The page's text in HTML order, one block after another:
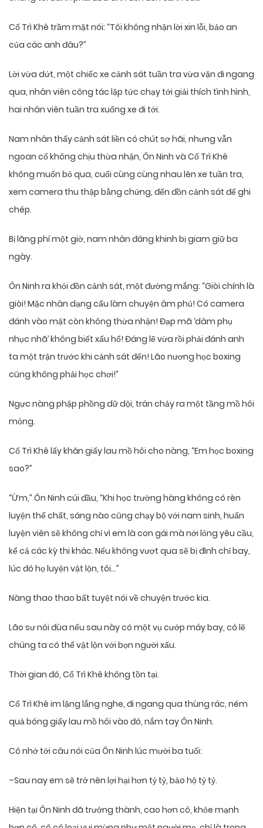
Cố Trì Khê trầm mặt nói: “Tôi không nhận lời xin lỗi, bảo an
của các anh đâu?”
Lời vừa dứt, một chiếc xe cảnh sát tuần tra vừa vặn đi ngang
qua, nhân viên công tác lập tức chạy tới giải thích tình hình,
hai nhân viên tuần tra xuống xe đi tới.
Nam nhân thấy cảnh sát liền có chút sợ hãi, nhưng vẫn
ngoan cố không chịu thừa nhận, Ôn Ninh và Cố Trì Khê
không muốn bỏ qua, cuối cùng cùng nhau lên xe tuần tra,
xem camera thu thập bằng chứng, đến đồn cảnh sát để ghi
chép.
Bị lãng phí một giờ, nam nhân đáng khinh bị giam giữ ba
ngày.
Ôn Ninh ra khỏi đồn cảnh sát, một đường mắng: “Giòi chính là
giòi! Mặc nhân dạng cẩu làm chuyện âm phủ! Có camera
đánh vào mặt còn không thừa nhận! Đạp mã ‘dâm phụ
nhục nhã’ không biết xấu hổ! Đáng lẽ vừa rồi phải đánh anh
ta một trận trước khi cảnh sát đến! Lão nương học boxing
cũng không phải học chơi!”
Ngực nàng phập phồng dữ dội, trán chảy ra một tầng mồ hôi
mỏng.
Cố Trì Khê lấy khăn giấy lau mồ hôi cho nàng, “Em học boxing
sao?”
“Ừm,” Ôn Ninh cúi đầu, “Khi học trường hàng không có rèn
luyện thể chất, sáng nào cũng chạy bộ với nam sinh, huấn
luyện viên sẽ không chỉ vì em là con gái mà nới lỏng yêu cầu,
kể cả các kỳ thi khác. Nếu không vượt qua sẽ bị đình chỉ bay,
lúc đó họ luyện vật lộn, tôi…”
Nàng thao thao bất tuyệt nói về chuyện trước kia.
Lão sư nói đùa nếu sau này có một vụ cướp máy bay, có lẽ
chúng ta có thể vật lộn với bọn người xấu.
Thời gian đó, Cố Trì Khê không tồn tại.
Cố Trì Khê im lặng lắng nghe, đi ngang qua thùng rác, ném
quả bóng giấy lau mồ hôi vào đó, nắm tay Ôn Ninh.
Cô nhớ tới câu nói của Ôn Ninh lúc mười ba tuổi:
–Sau nay em sẽ trở nên lợi hại hơn tỷ tỷ, bảo hộ tỷ tỷ.
Hiện tại Ôn Ninh đã trưởng thành, cao hơn cô, khỏe mạnh